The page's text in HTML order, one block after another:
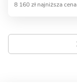
8 160 zł najniższa cena